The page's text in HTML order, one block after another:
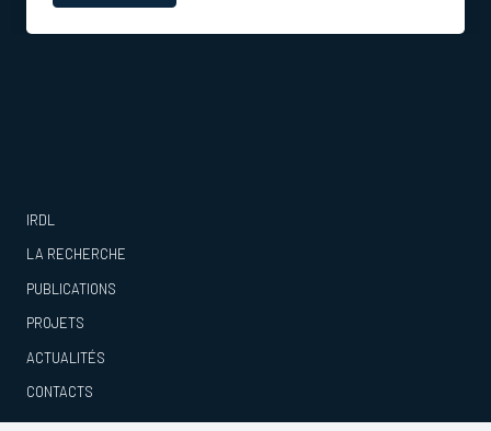
IRDL
LA RECHERCHE
PUBLICATIONS
PROJETS
ACTUALITÉS
CONTACTS